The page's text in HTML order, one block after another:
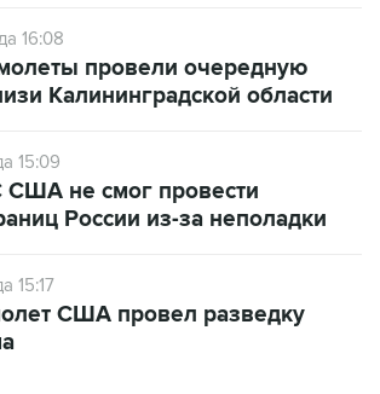
Калининградской области
15:09
России из-за неполадки
15:17